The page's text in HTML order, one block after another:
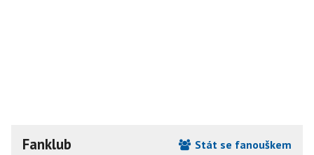
Fanklub
Stát se fanouškem